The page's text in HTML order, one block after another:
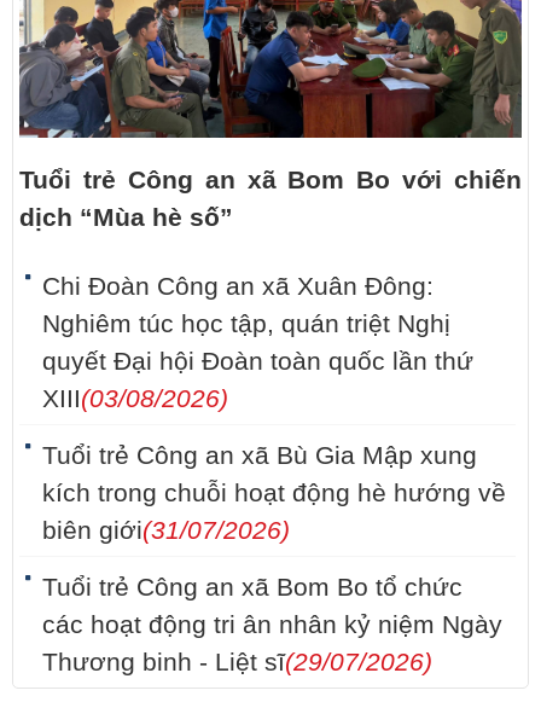
Tuổi trẻ Công an xã Bom Bo với chiến
dịch “Mùa hè số”
Chi Đoàn Công an xã Xuân Đông:
Nghiêm túc học tập, quán triệt Nghị
quyết Đại hội Đoàn toàn quốc lần thứ
XIII(03/08/2026)
Tuổi trẻ Công an xã Bù Gia Mập xung
kích trong chuỗi hoạt động hè hướng về
biên giới(31/07/2026)
Tuổi trẻ Công an xã Bom Bo tổ chức
các hoạt động tri ân nhân kỷ niệm Ngày
Thương binh - Liệt sĩ(29/07/2026)